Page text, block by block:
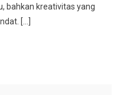
bahkan kreativitas yang
[…]